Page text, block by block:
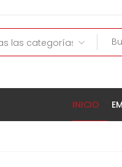
INICIO